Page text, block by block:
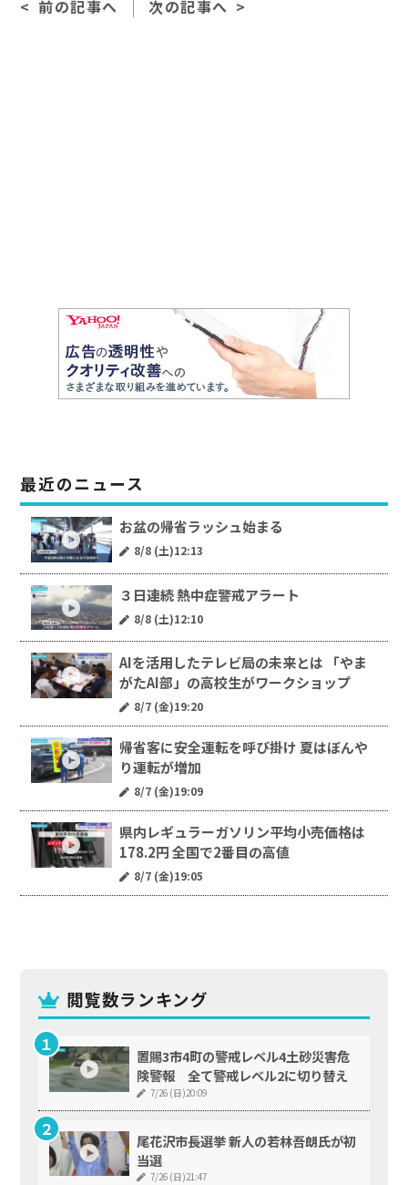
b
前の記事へ 次の記事へ
閲覧数ランキング
置賜3市4町の警戒レベル4土砂災害危
険警報 全て警戒レベル2に切り替え
7/26 (日)20:09
尾花沢市長選挙 新人の若林吾朗氏が初
当選
7/26 (日)21:47
最近のニュース
お盆の帰省ラッシュ始まる
8/8 (土)12:13
３日連続 熱中症警戒アラート
8/8 (土)12:10
AIを活用したテレビ局の未来とは 「やま
がたAI部」の高校生がワークショップ
8/7 (金)19:20
帰省客に安全運転を呼び掛け 夏はぼんや
り運転が増加
8/7 (金)19:09
県内レギュラーガソリン平均小売価格は
178.2円 全国で2番目の高値
8/7 (金)19:05